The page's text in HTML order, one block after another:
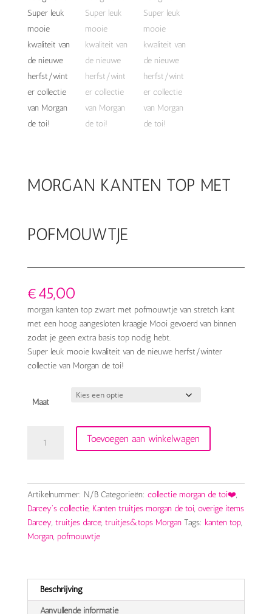
MORGAN KANTEN TOP MET
POFMOUWTJE
€45,00
morgan kanten top zwart met pofmouwtje van stretch kant
met een hoog aangesloten kraagje Mooi gevoerd van binnen
zodat je geen extra basis top nodig hebt.
Super leuk mooie kwaliteit van de nieuwe herfst/winter
collectie van Morgan de toi!
Maat
kanten
pofmouwtje
Toevoegen aan winkelwagen
Artikelnummer: N/B Categorieën: collectie morgan de toi❤️,
Darcey's collectie, Kanten truitjes morgan de toi, overige items
Darcey, truitjes darce, truitjes&tops Morgan Tags: kanten top,
Morgan, pofmouwtje
Beschrijving
Aanvullende informatie